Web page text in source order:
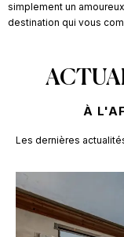
simplement un
destination qui vous
À
Les dernières